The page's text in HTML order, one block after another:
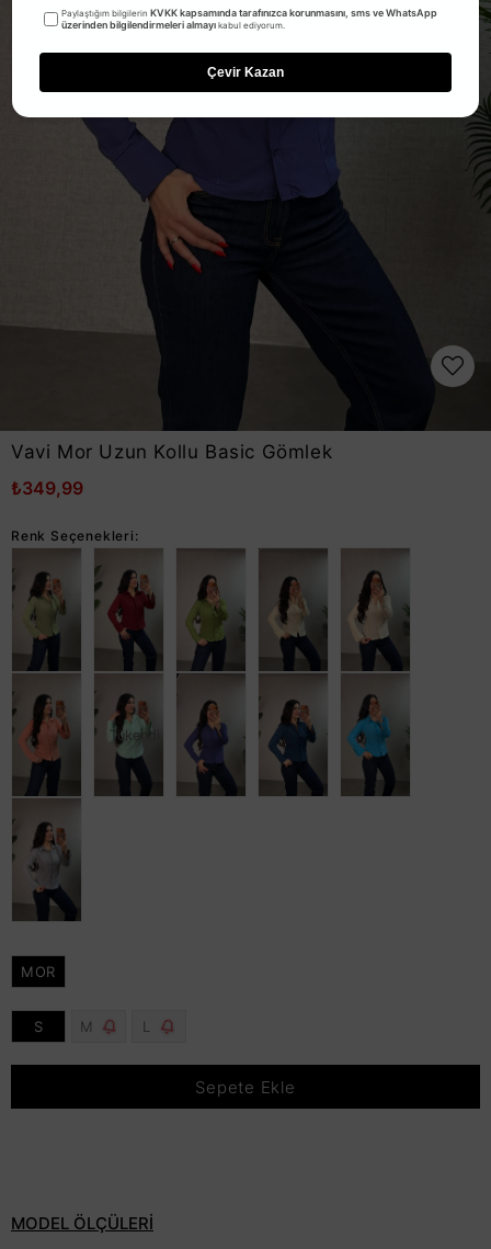
Vavi Mor Uzun Kollu Basic Gömlek
₺349,99
Renk Seçenekleri:
Tükendi
MOR
S M L
MODEL ÖLÇÜLERİ
Paylaştığım bilgilerinKVKK kapsamında tarafınızca korunmasını, sms ve WhatsApp
üzerinden bilgilendirmeleri almayı kabul ediyorum.
Çevir Kazan